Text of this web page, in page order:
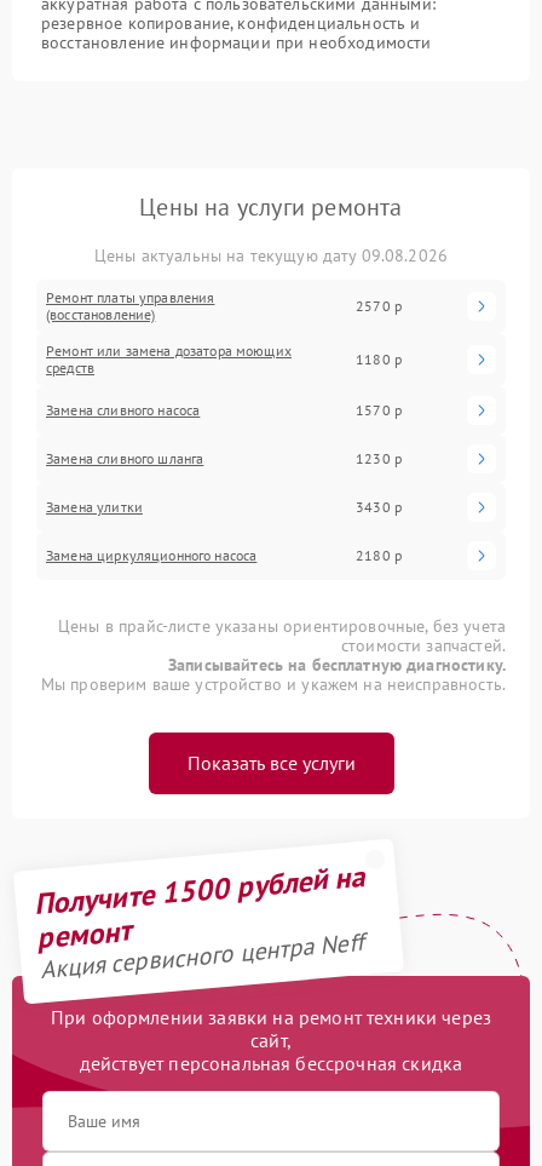
резервное копирование, конфиденциальность и
восстановление информации при необходимости
Цены на услуги ремонта
Цены актуальны на текущую дату 09.08.2026
Ремонт платы управления
(восстановление)
2570 р
Ремонт или замена дозатора моющих
средств
1180 р
Замена сливного насоса 1570 р
Замена сливного шланга 1230 р
Замена улитки 3430 р
Замена циркуляционного насоса 2180 р
Цены в прайс-листе указаны ориентировочные, без учета
стоимости запчастей.
Записывайтесь на бесплатную диагностику.
Мы проверим ваше устройство и укажем на неисправность.
Показать все услуги
Получите 1500 рублей на
ремонт
Акция сервисного центра Neff
При оформлении заявки на ремонт техники через
сайт,
действует персональная бессрочная скидка